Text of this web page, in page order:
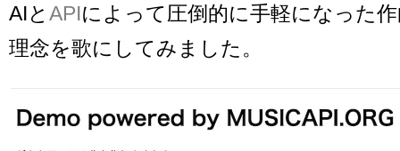
AIと APIによって圧倒的に手軽になった
理念を歌にしてみました。